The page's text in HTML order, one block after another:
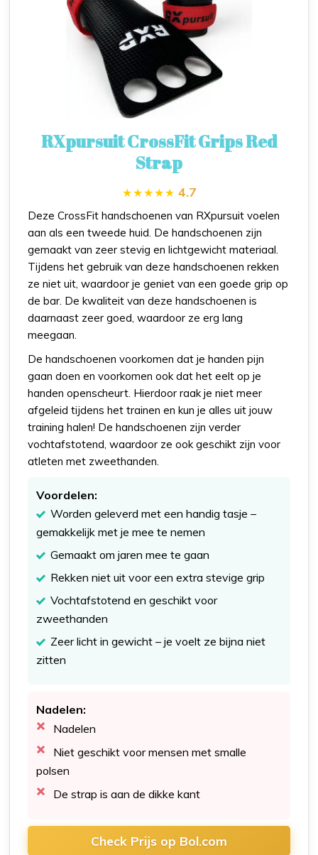
RXpursuit CrossFit Grips Red
Strap
4.7
Deze CrossFit handschoenen van RXpursuit voelen
aan als een tweede huid. De handschoenen zijn
gemaakt van zeer stevig en lichtgewicht materiaal.
Tijdens het gebruik van deze handschoenen rekken
ze niet uit, waardoor je geniet van een goede grip op
de bar. De kwaliteit van deze handschoenen is
daarnaast zeer goed, waardoor ze erg lang
meegaan.
De handschoenen voorkomen dat je handen pijn
gaan doen en voorkomen ook dat het eelt op je
handen openscheurt. Hierdoor raak je niet meer
afgeleid tijdens het trainen en kun je alles uit jouw
training halen! De handschoenen zijn verder
vochtafstotend, waardoor ze ook geschikt zijn voor
atleten met zweethanden.
Voordelen:
Worden geleverd met een handig tasje –
gemakkelijk met je mee te nemen
Gemaakt om jaren mee te gaan
Rekken niet uit voor een extra stevige grip
Vochtafstotend en geschikt voor
zweethanden
Zeer licht in gewicht – je voelt ze bijna niet
zitten
Nadelen:
Nadelen
Niet geschikt voor mensen met smalle
polsen
De strap is aan de dikke kant
Check Prijs op Bol.com